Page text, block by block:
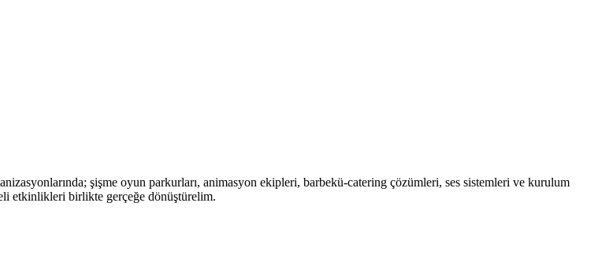
şişme oyun parkurları, animasyon ekipleri, barbekü-catering çözümleri, ses sistemleri ve kurulum
etkinlikleri birlikte gerçeğe dönüştürelim.